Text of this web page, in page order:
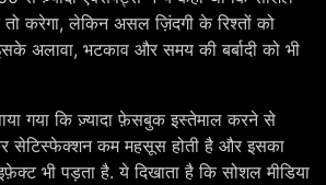
तो करेगा, लेकिन असल ज़िंदगी के रिश्तों को
अलावा, भटकाव और समय की बर्बादी को भी
गया कि ज़्यादा फ़ेसबुक इस्तेमाल करने से
सेटिस्फेक्शन कम महसूस होती है और इसका
भी पड़ता है. ये दिखाता है कि सोशल मीडिया